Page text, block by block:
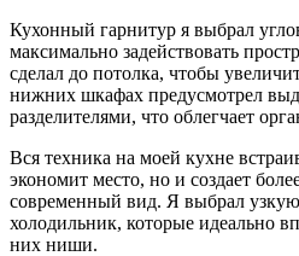
Кухонный гарнитур я выбрал
максимально задействовать
сделал до потолка, чтобы
нижних шкафах предусмотрел
разделителями, что облегчает
Вся техника на моей кухне
экономит место, но и создает
современный вид. Я выбрал
холодильник, которые идеально
них ниши.